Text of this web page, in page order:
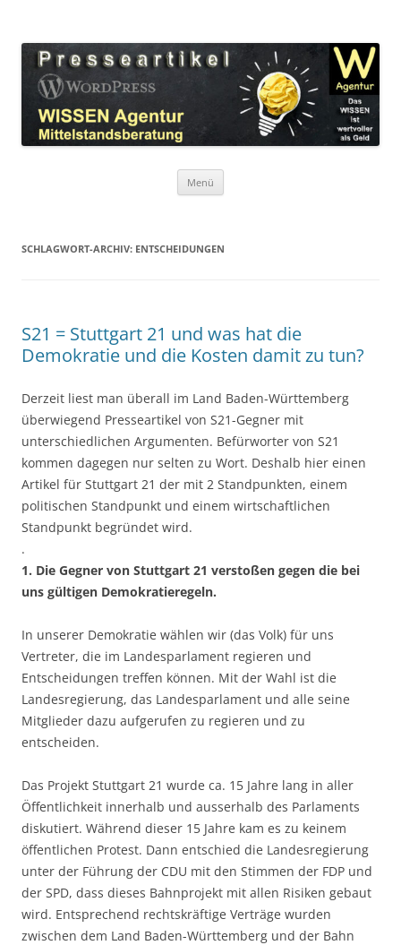
Agentur
Menü
SCHLAGWORT-ARCHIV: ENTSCHEIDUNGEN
S21 = Stuttgart 21 und was hat die
Demokratie und die Kosten damit zu tun?
Derzeit liest man überall im Land Baden-Württemberg
überwiegend Presseartikel von S21-Gegner mit
unterschiedlichen Argumenten. Befürworter von S21
kommen dagegen nur selten zu Wort. Deshalb hier einen
Artikel für Stuttgart 21 der mit 2 Standpunkten, einem
politischen Standpunkt und einem wirtschaftlichen
Standpunkt begründet wird.
.
1. Die Gegner von Stuttgart 21 verstoßen gegen die bei
uns gültigen Demokratieregeln.
In unserer Demokratie wählen wir (das Volk) für uns
Vertreter, die im Landesparlament regieren und
Entscheidungen treffen können. Mit der Wahl ist die
Landesregierung, das Landesparlament und alle seine
Mitglieder dazu aufgerufen zu regieren und zu
entscheiden.
Das Projekt Stuttgart 21 wurde ca. 15 Jahre lang in aller
Öffentlichkeit innerhalb und ausserhalb des Parlaments
diskutiert. Während dieser 15 Jahre kam es zu keinem
öffentlichen Protest. Dann entschied die Landesregierung
unter der Führung der CDU mit den Stimmen der FDP und
der SPD, dass dieses Bahnprojekt mit allen Risiken gebaut
wird. Entsprechend rechtskräftige Verträge wurden
zwischen dem Land Baden-Württemberg und der Bahn